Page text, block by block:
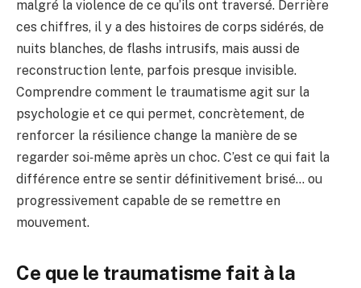
malgré la violence de ce qu’ils ont traversé. Derrière
ces chiffres, il y a des histoires de corps sidérés, de
nuits blanches, de flashs intrusifs, mais aussi de
reconstruction lente, parfois presque invisible.
Comprendre comment le traumatisme agit sur la
psychologie et ce qui permet, concrètement, de
renforcer la résilience change la manière de se
regarder soi‑même après un choc. C’est ce qui fait la
différence entre se sentir définitivement brisé… ou
progressivement capable de se remettre en
mouvement.
Ce que le traumatisme fait à la